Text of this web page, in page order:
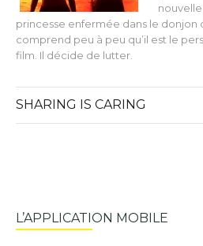
princesse enfermée dans le donjon
comprend peu à peu qu’il est le
film. Il décide de lutter.
SHARING IS CARING
L’APPLICATION MOBILE